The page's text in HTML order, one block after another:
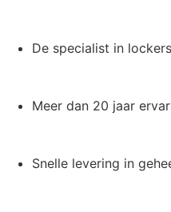
De specialist in
Meer dan 20 jaar
Snelle levering in